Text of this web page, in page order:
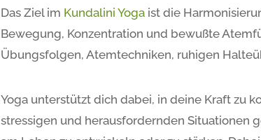
Das Ziel im Kundalini Yoga ist die
Bewegung, Konzentration und bewußte
Übungsfolgen, Atemtechniken, ruhigen
Yoga unterstützt dich dabei, in deine Kraft zu
stressigen und herausfordernden Situationen